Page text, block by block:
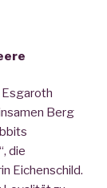
Esgaroth
Berg
die
Eichenschild.